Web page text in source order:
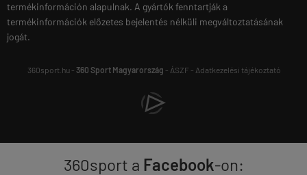
termékinformáción alapulnak. A gyártók fenntartják a
termékinformációk előzetes bejelentés nélküli megváltoztatásának
jogát.
360sport.hu - 360 Sport Magyarország - ÁSZF- Adatkezelési tájékoztató
360sport a Facebook-on: